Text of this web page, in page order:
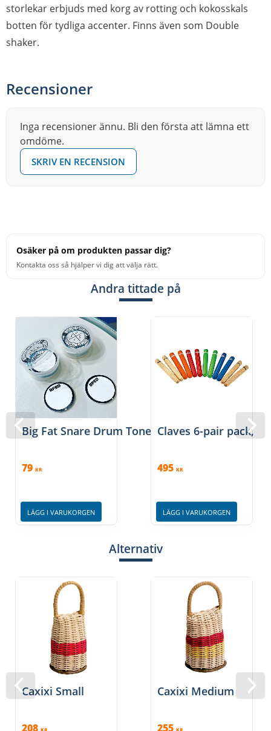
storlekar erbjuds med korg av rotting och kokosskals
botten för tydliga accenter. Finns även som Double
shaker.
Recensioner
Inga recensioner ännu. Bli den första att lämna ett
omdöme.
SKRIV EN RECENSION
Osäker på om produkten passar dig?
Kontakta oss så hjälper vi dig att välja rätt.
Andra tittade på
Big Fat Snare Drum Tone Chips 6-pack
79 KR
LÄGG I VARUKORGEN
Claves 6-pair pack,
495 KR
LÄGG I VARUKORGEN
Alternativ
Caxixi Small
208 KR
Caxixi Medium
255 KR